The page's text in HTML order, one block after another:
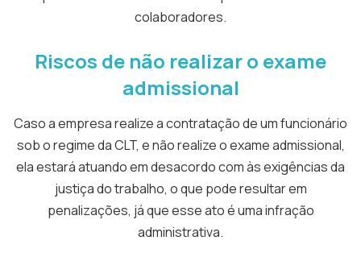
colaboradores.
Riscos de não realizar o exame
admissional
Caso a empresa realize a contratação de um funcionário
sob o regime da CLT, e não realize o exame admissional,
ela estará atuando em desacordo com às exigências da
justiça do trabalho, o que pode resultar em
penalizações, já que esse ato é uma infração
administrativa.